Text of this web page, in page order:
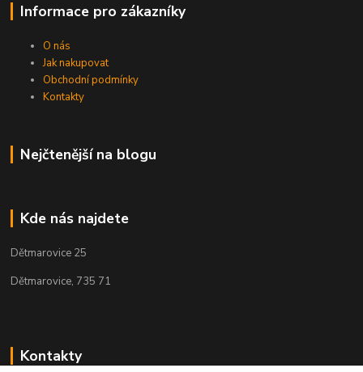
Informace pro zákazníky
O nás
Jak nakupovat
Obchodní podmínky
Kontakty
Nejčtenější na blogu
Kde nás najdete
Dětmarovice 25
Dětmarovice, 735 71
Kontakty